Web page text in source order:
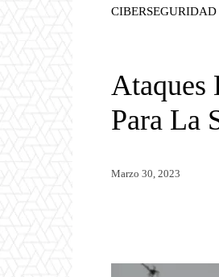
CIBERSEGURIDAD
Ataques
Para La
Marzo 30, 2023